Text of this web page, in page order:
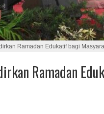
Ramadan Edukatif bagi
Ramadan